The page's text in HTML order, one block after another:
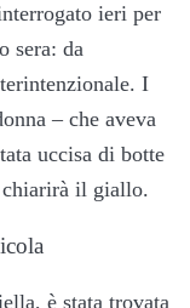
ieri per
sera: da
I
– che aveva
uccisa di botte
chiarirà il giallo.
è stata trovata